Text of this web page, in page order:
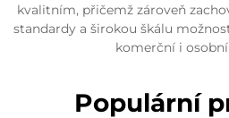
kvalitním, přičemž zároveň
standardy a širokou škálu
komerční i
Populární